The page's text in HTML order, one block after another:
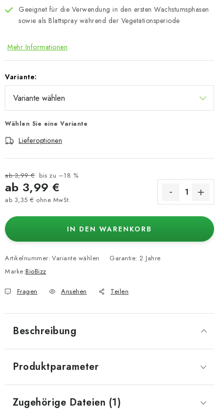
Geeignet für die Verwendung in den ersten Wachstumsphasen
sowie als Blattspray während der Vegetationsperiode
Mehr Informationen
Variante:
Wählen Sie eine Variante
Lieferoptionen
ab 3,99 € bis zu –18 %
ab 3,99 €
ab 3,35 € ohne MwSt.
IN DEN WARENKORB
Artikelnummer: Variante wählen
Marke:BioBizz
Garantie: 2 Jahre
Fragen Ansehen Teilen
Beschreibung
Produktparameter
Zugehörige Dateien (1)